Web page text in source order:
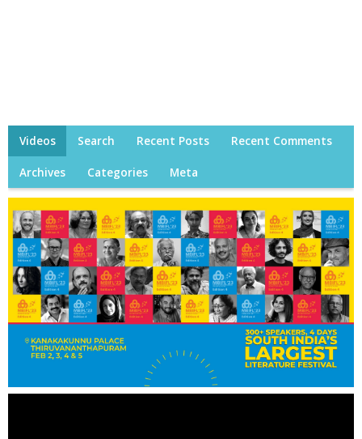
Videos Search Recent Posts Recent Comments
Archives Categories Meta